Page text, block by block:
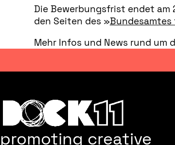
Die Bewerbungsfrist endet am
den Seiten des »
Mehr Infos und News rund um
promoting creative